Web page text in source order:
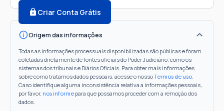
Criar Conta Grátis
Origem das informações
Todas as informações processuais disponibilizadas são públicas e foram
coletadas diretamente de fontes oficiais do Poder Judiciário, como os
sistemas dos tribunais e Diários Oficiais. Para obter mais informações
sobre como tratamos dados pessoais, acesse o nossoTermos de uso.
Caso identifique alguma inconsistência relativa a informações pessoais,
por favor, nos informe para que possamos proceder com a remoção dos
dados.